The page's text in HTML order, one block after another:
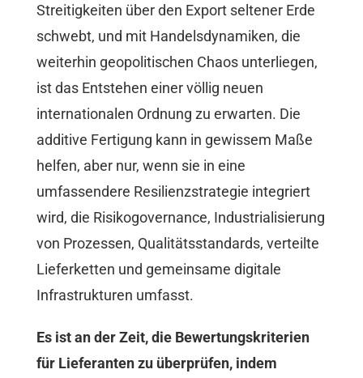
Streitigkeiten über den Export seltener Erde
schwebt, und mit Handelsdynamiken, die
weiterhin geopolitischen Chaos unterliegen,
ist das Entstehen einer völlig neuen
internationalen Ordnung zu erwarten. Die
additive Fertigung kann in gewissem Maße
helfen, aber nur, wenn sie in eine
umfassendere Resilienzstrategie integriert
wird, die Risikogovernance, Industrialisierung
von Prozessen, Qualitätsstandards, verteilte
Lieferketten und gemeinsame digitale
Infrastrukturen umfasst.
Es ist an der Zeit, die Bewertungskriterien
für Lieferanten zu überprüfen, indem